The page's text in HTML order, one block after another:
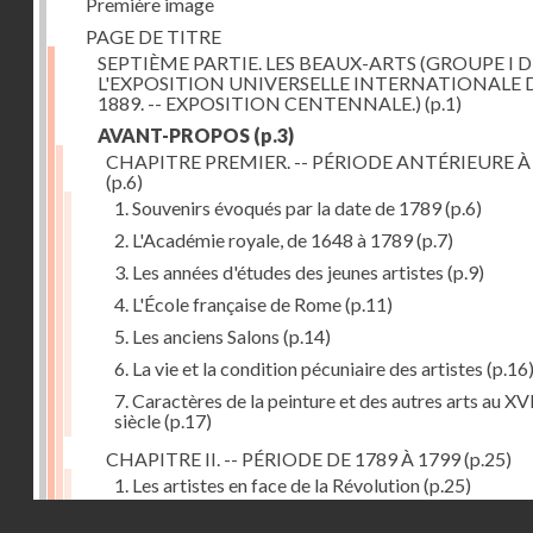
PAGE DE TITRE
SEPTIÈME PARTIE. LES BEAUX-ARTS (GROUPE I
L'EXPOSITION UNIVERSELLE INTERNATIONALE
1889. -- EXPOSITION CENTENNALE.) (p.1)
AVANT-PROPOS (p.3)
CHAPITRE PREMIER. -- PÉRIODE ANTÉRIEURE
(p.6)
1. Souvenirs évoqués par la date de 1789(p.6)
2. L'Académie royale, de 1648 à 1789(p.7)
3. Les années d'études des jeunes artistes (p.9)
4. L'École française de Rome(p.11)
5. Les anciens Salons (p.14)
6. La vie et la condition pécuniaire des artistes (p.16)
7. Caractères de la peinture et des autres arts au
siècle(p.17)
CHAPITRE II. -- PÉRIODE DE 1789 À 1799(p.25)
1. Les artistes en face de la Révolution(p.25)